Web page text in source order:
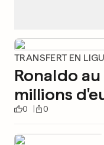
TRANSFERT EN
Ronaldo
millions
0 0